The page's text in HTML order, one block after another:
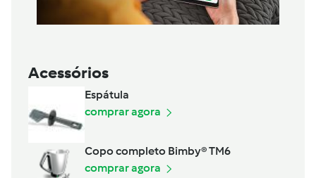
Acessórios
Espátula
comprar agora
Copo completo Bimby® TM6
comprar agora